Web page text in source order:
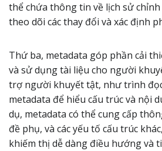
thể chứa thông tin về lịch sử
theo dõi các thay đổi và xác định
Thứ ba, metadata góp phần cải
và sử dụng tài liệu cho người
trợ người khuyết tật, như trình
metadata để hiểu cấu trúc và nội
dụ, metadata có thể cung cấp
đề phụ, và các yếu tố cấu trúc
khiếm thị dễ dàng điều hướng và